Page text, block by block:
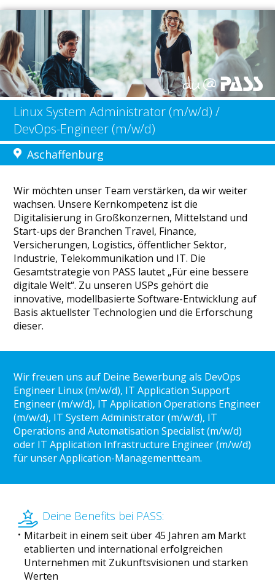
Linux System Administrator (m/w/d) /
DevOps-Engineer (m/w/d)
Aschaffenburg
Wir möchten unser Team verstärken, da wir weiter
wachsen. Unsere Kernkompetenz ist die
Digitalisierung in Großkonzernen, Mittelstand und
Start-ups der Branchen Travel, Finance,
Versicherungen, Logistics, öffentlicher Sektor,
Industrie, Telekommunikation und IT. Die
Gesamtstrategie von PASS lautet „Für eine bessere
digitale Welt“. Zu unseren USPs gehört die
innovative, modellbasierte Software-Entwicklung auf
Basis aktuellster Technologien und die Erforschung
dieser.
Wir freuen uns auf Deine Bewerbung als DevOps
Engineer Linux (m/w/d), IT Application Support
Engineer (m/w/d), IT Application Operations Engineer
(m/w/d), IT System Administrator (m/w/d), IT
Operations and Automatisation Specialist (m/w/d)
oder IT Application Infrastructure Engineer (m/w/d)
für unser Application-Managementteam.
Deine Benefits bei PASS:
Mitarbeit in einem seit über 45 Jahren am Markt
etablierten und international erfolgreichen
Unternehmen mit Zukunftsvisionen und starken
Werten